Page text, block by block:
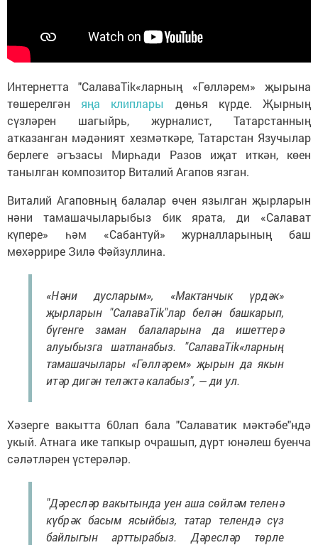
Интернетта "СалаваTik«ларның «Гөлләрем» җырына
төшерелгән яңа клиплары дөнья күрде. Җырның
сүзләрен шагыйрь, журналист, Татарстанның
атказанган мәдәният хезмәткәре, Татарстан Язучылар
берлеге әгъзасы Мирһади Разов иҗат иткән, көен
танылган композитор Виталий Агапов язган.
Виталий Агаповның балалар өчен язылган җырларын
нәни тамашачыларыбыз бик ярата, ди «Салават
күпере» һәм «Сабантуй» журналларының баш
мөхәррире Зилә Фәйзуллина.
«Нәни дусларым», «Мактанчык үрдәк»
җырларын "СалаваTik"лар белән башкарып,
бүгенге заман балаларына да ишеттерә
алуыбызга шатланабыз. "СалаваTik«ларның
тамашачылары «Гөлләрем» җырын да якын
итәр дигән теләктә калабыз", — ди ул.
Хәзерге вакытта 60лап бала "Салаватик мәктәбе"ндә
укый. Атнага ике тапкыр очрашып, дүрт юнәлеш буенча
сәләтләрен үстерәләр.
"Дәресләр вакытында уен аша сөйләм теленә
күбрәк басым ясыйбыз, татар телендә сүз
байлыгын арттырабыз. Дәресләр төрле